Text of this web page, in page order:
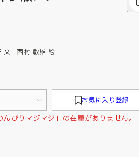
文 西村 敏雄 絵
お気に入り登録
んびりマジマジ」の在庫がありません。